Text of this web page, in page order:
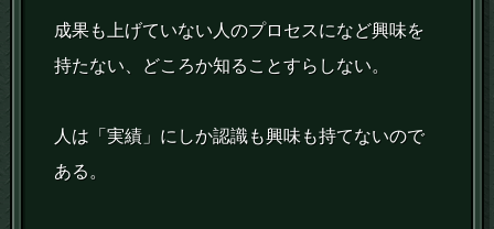
成果も上げていない人のプロセスになど興味を
持たない、どころか知ることすらしない。
人は「実績」にしか認識も興味も持てないので
ある。